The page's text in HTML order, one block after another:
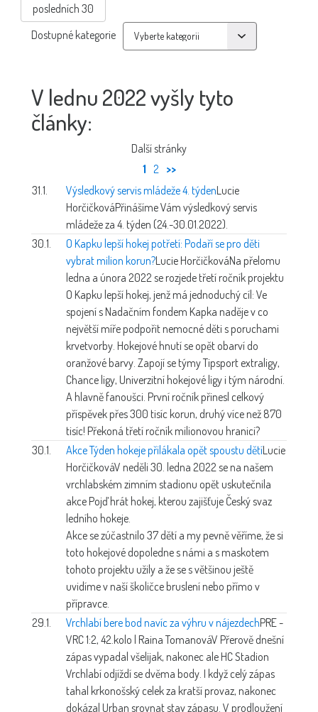
posledních 30
Dostupné kategorie
V lednu 2022 vyšly tyto
články:
Další stránky
1 2 >>
31.1.
Výsledkový servis mládeže 4. týdenLucie
HorčičkováPřinášíme Vám výsledkový servis
mládeže za 4. týden (24.-30.01.2022).
30.1.
O Kapku lepší hokej potřetí: Podaří se pro děti
vybrat milion korun?Lucie HorčičkováNa přelomu
ledna a února 2022 se rozjede třetí ročník projektu
O Kapku lepší hokej, jenž má jednoduchý cíl: Ve
spojení s Nadačním fondem Kapka naděje v co
největší míře podpořit nemocné děti s poruchami
krvetvorby. Hokejové hnutí se opět obarví do
oranžové barvy. Zapojí se týmy Tipsport extraligy,
Chance ligy, Univerzitní hokejové ligy i tým národní.
A hlavně fanoušci. První ročník přinesl celkový
příspěvek přes 300 tisíc korun, druhý více než 870
tisíc! Překoná třetí ročník milionovou hranici?
30.1.
Akce Týden hokeje přilákala opět spoustu dětíLucie
HorčičkováV neděli 30. ledna 2022 se na našem
vrchlabském zimním stadionu opět uskutečnila
akce Pojď hrát hokej, kterou zajišťuje Český svaz
ledního hokeje.
Akce se zúčastnilo 37 dětí a my pevně věříme, že si
toto hokejové dopoledne s námi a s maskotem
tohoto projektu užily a že se s většinou ještě
uvidíme v naší školičce bruslení nebo přímo v
přípravce.
29.1.
Vrchlabí bere bod navíc za výhru v nájezdechPRE -
VRC 1:2, 42.kolo | Raina TomanováV Přerově dnešní
zápas vypadal všelijak, nakonec ale HC Stadion
Vrchlabí odjíždí se dvěma body. I když celý zápas
tahal krkonošský celek za kratší provaz, nakonec
dokázal Urban srovnat stav zápasu. V prodloužení